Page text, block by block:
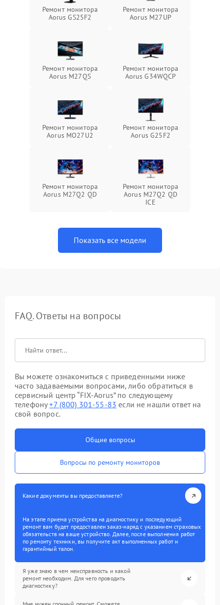
Ремонт монитора
Aorus GS25F2
Ремонт монитора
Aorus M27UP
Ремонт монитора
Aorus M27QS
Ремонт монитора
Aorus G34WQCP
Ремонт монитора
Aorus MO27U2
Ремонт монитора
Aorus G25F2
Ремонт монитора
Aorus M27Q2 QD
Ремонт монитора
Aorus M27Q2 QD
ICE
Показать все модели
FAQ. Ответы на вопросы
Вы можете ознакомиться с приведенными ниже
часто задаваемыми вопросами, либо обратиться в
сервисный центр “FIX-Aorus” по следующему
телефону+7 (800) 301-55-83 если не нашли ответ на
свой вопрос.
Общие вопросы
Вопросы по ремонту мониторов
Какие документы вы предоставляете?
На этапе приема устройства на диагностику и последующий
ремонт вам будет предоставлен заказ-наряд с указанием страховых
обязательств на ваше устройство. Далее, после выполнения работ
по ремонту техники, вы получите акт выполненных работ и
гарантийный талон.
Я уже знаю в чем неисправность и какой
ремонт необходим. Для чего проводить
диагностику?